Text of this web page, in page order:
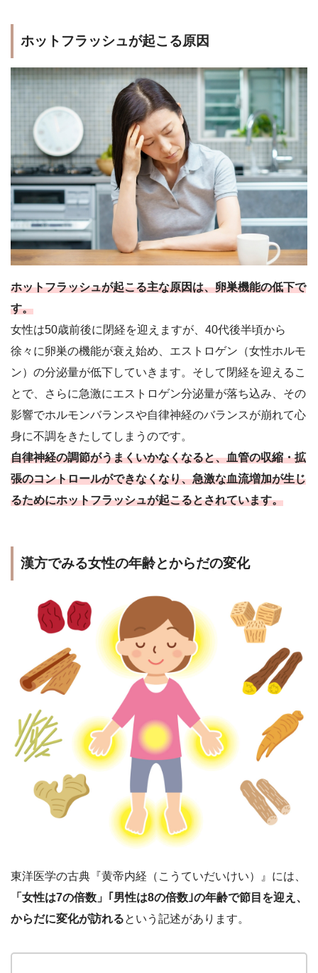
ホットフラッシュが起こる原因
ホットフラッシュが起こる主な原因は、卵巣機能の低下で
す。
女性は50歳前後に閉経を迎えますが、40代後半頃から
徐々に卵巣の機能が衰え始め、エストロゲン（女性ホルモ
ン）の分泌量が低下していきます。そして閉経を迎えるこ
とで、さらに急激にエストロゲン分泌量が落ち込み、その
影響でホルモンバランスや自律神経のバランスが崩れて心
身に不調をきたしてしまうのです。
自律神経の調節がうまくいかなくなると、血管の収縮・拡
張のコントロールができなくなり、急激な血流増加が生じ
るためにホットフラッシュが起こるとされています。
漢方でみる女性の年齢とからだの変化
東洋医学の古典『黄帝内経（こうていだいけい）』には、
「女性は7の倍数」｢男性は8の倍数｣の年齢で節目を迎え、
からだに変化が訪れるという記述があります。